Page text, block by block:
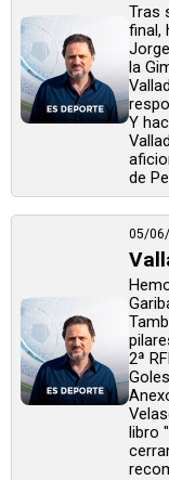
Tras
final,
la
Y
de
05/
2ª
libro